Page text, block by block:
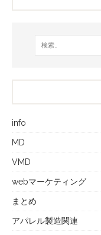
info
MD
VMD
webマーケティング
まとめ
アパレル製造関連